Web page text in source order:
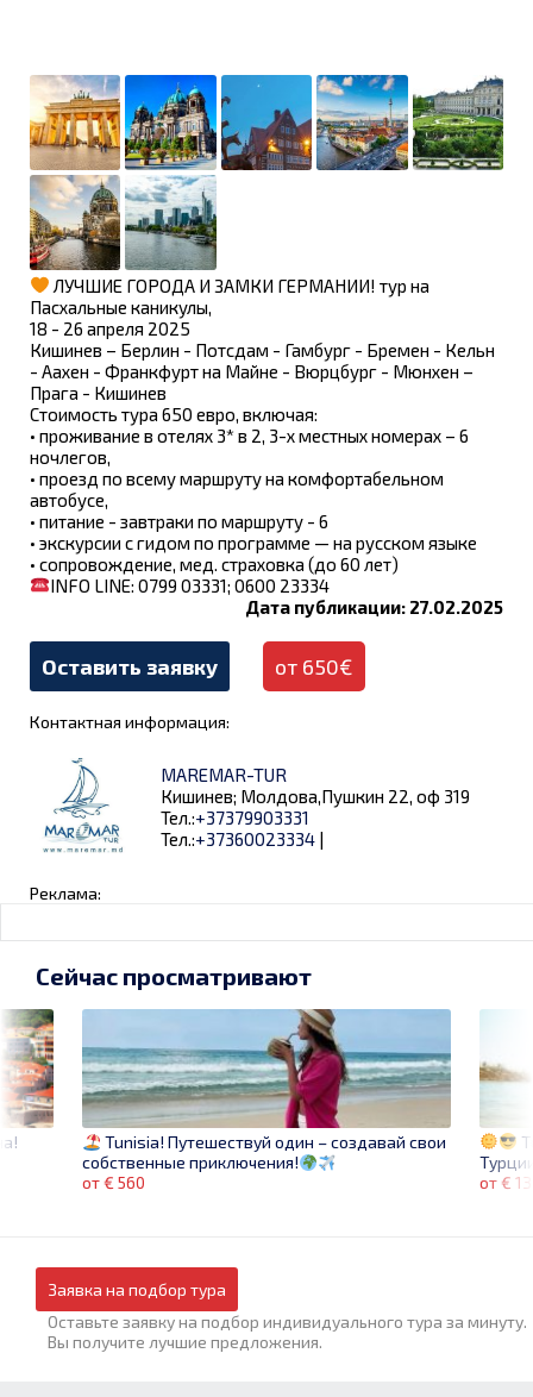
ЛУЧШИЕ ГОРОДА И ЗАМКИ ГЕРМАНИИ! тур на
Пасхальные каникулы,
18 - 26 апреля 2025
Кишинев – Берлин - Потсдам - Гамбург - Бремен - Кельн
- Аахен - Франкфурт на Майне - Вюрцбург - Мюнхен –
Прага - Кишинев
Стоимость тура 650 евро, включая:
• проживание в отелях 3* в 2, 3-х местных номерах – 6
ночлегов,
• проезд по всему маршруту на комфортабельном
автобусе,
• питание - завтраки по маршруту - 6
• экскурсии с гидом по программе — на русском языке
• сопровождение, мед. страховка (до 60 лет)
INFO LINE: 0799 03331; 0600 23334
Дата публикации: 27.02.2025
Оставить заявку от 650€
Контактная информация:
MAREMAR-TUR
Кишинев; Молдова,Пушкин 22, оф 319
Тел.:+37379903331
Тел.:+37360023334 |
Реклама:
от €
Сейчас просматривают
Tunisia! Путешествуй один – создавай свои
собственные приключения!
от € 560
Заявка на подбор тура
Оставьте заявку на подбор индивидуального тура за минуту.
Вы получите лучшие предложения.